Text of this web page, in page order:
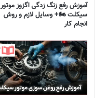
آموزش رفع زنگ زدگی اگزوز موتور
سیکلت 🏍️+ وسایل لازم و روش
انجام کار